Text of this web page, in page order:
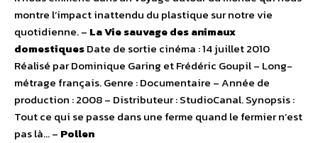
montre l’impact inattendu du plastique sur notre vie
quotidienne. – La Vie sauvage des animaux
domestiquesDate de sortie cinéma : 14 juillet 2010
Réalisé par Dominique Garing et Frédéric Goupil – Long-
métrage français. Genre : Documentaire – Année de
production : 2008 – Distributeur : StudioCanal. Synopsis :
Tout ce qui se passe dans une ferme quand le fermier n’est
pas là… – Pollen